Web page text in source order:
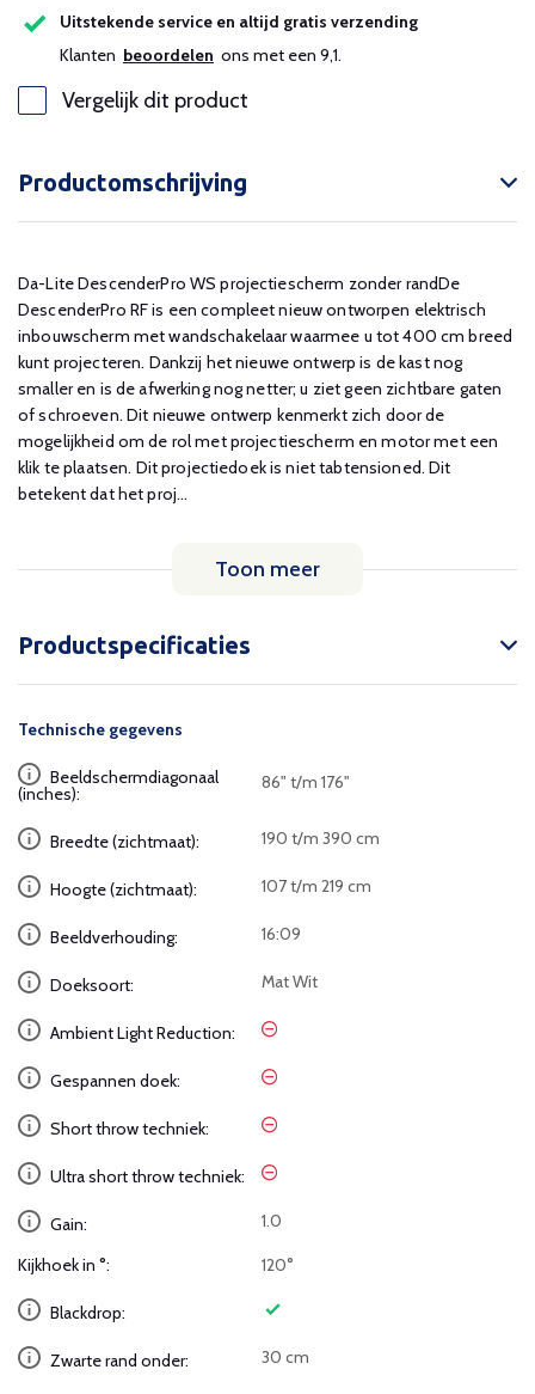
Uitstekende service en altijd gratis verzending
Klanten beoordelen ons met een 9,1.
Vergelijk dit product
Productomschrijving
Da-Lite DescenderPro WS projectiescherm zonder randDe
DescenderPro RF is een compleet nieuw ontworpen elektrisch
inbouwscherm met wandschakelaar waarmee u tot 400 cm breed
kunt projecteren. Dankzij het nieuwe ontwerp is de kast nog
smaller en is de afwerking nog netter; u ziet geen zichtbare gaten
of schroeven. Dit nieuwe ontwerp kenmerkt zich door de
mogelijkheid om de rol met projectiescherm en motor met een
klik te plaatsen. Dit projectiedoek is niet tabtensioned. Dit
betekent dat het proj...
Toon meer
Productspecificaties
Technische gegevens
Beeldschermdiagonaal
(inches):
86" t/m 176"
Breedte (zichtmaat): 190 t/m 390 cm
Hoogte (zichtmaat): 107 t/m 219 cm
Beeldverhouding: 16:09
Doeksoort: Mat Wit
Ambient Light Reduction:
Gespannen doek:
Short throw techniek:
Ultra short throw techniek:
Gain: 1.0
Kijkhoek in °: 120°
Blackdrop:
Zwarte rand onder: 30 cm